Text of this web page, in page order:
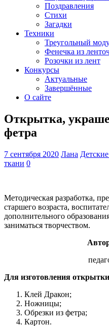
Поздравления
Стихи
Загадки
Техники
Треугольный
Фенечка из
Розочки из лент
Конкурсы
Актуальные
Завершённые
О сайте
Открытка,
фетра
7 сентября 2020 Лана
ткани 0
Методическая разработка,
старшего возраста,
дополнительного
заниматься творчеством.
Для изготовления
Клей Дракон;
Ножницы;
Обрезки из фетра;
Картон.